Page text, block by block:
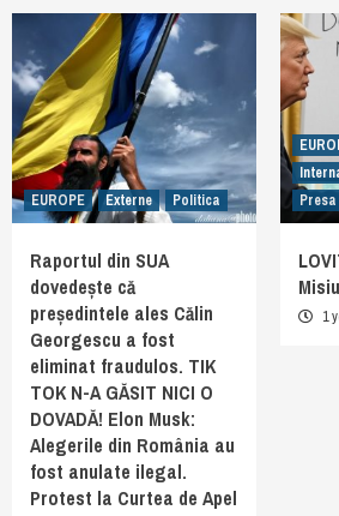
EUROPE Externe Politica
Raportul din SUA
dovedește că
președintele ales Călin
Georgescu a fost
eliminat fraudulos. TIK
TOK N-A GĂSIT NICI O
DOVADĂ! Elon Musk:
Alegerile din România au
fost anulate ilegal.
Protest la Curtea de Apel
Presa
1